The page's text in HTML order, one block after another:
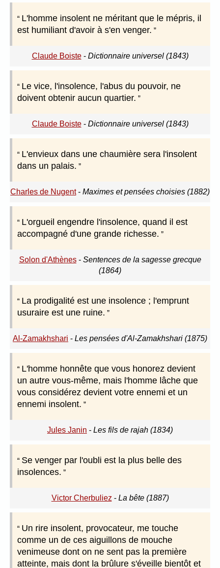
L'homme insolent ne méritant que le mépris, il
est humiliant d'avoir à s'en venger.
Claude Boiste- Dictionnaire universel (1843)
Le vice, l'insolence, l'abus du pouvoir, ne
doivent obtenir aucun quartier.
Claude Boiste- Dictionnaire universel (1843)
L'envieux dans une chaumière sera l'insolent
dans un palais.
Charles de Nugent- Maximes et pensées choisies (1882)
L'orgueil engendre l'insolence, quand il est
accompagné d'une grande richesse.
Solon d'Athènes- Sentences de la sagesse grecque
(1864)
La prodigalité est une insolence ; l'emprunt
usuraire est une ruine.
Al-Zamakhshari - Les pensées d'Al-Zamakhshari (1875)
L'homme honnête que vous honorez devient
un autre vous-même, mais l'homme lâche que
vous considérez devient votre ennemi et un
ennemi insolent.
Jules Janin - Les fils de rajah (1834)
Se venger par l'oubli est la plus belle des
insolences.
Victor Cherbuliez - La bête (1887)
Un rire insolent, provocateur, me touche
comme un de ces aiguillons de mouche
venimeuse dont on ne sent pas la première
atteinte, mais dont la brûlure s'éveille bientôt et